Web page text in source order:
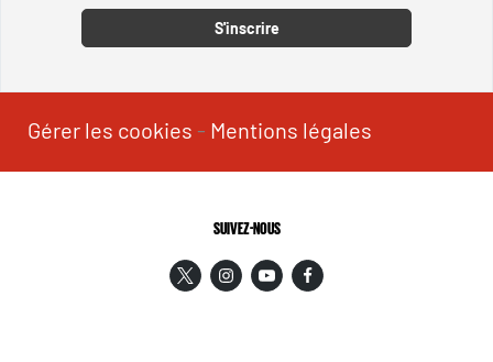
S'inscrire
Gérer les cookies - Mentions légales
SUIVEZ-NOUS